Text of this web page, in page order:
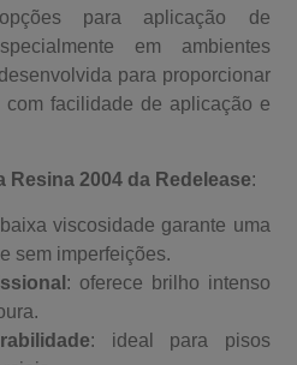
para aplicação de
em ambientes
para proporcionar
com facilidade de aplicação e
Resina 2004 da Redelease:
viscosidade garante uma
sem imperfeições.
: oferece brilho intenso
: ideal para pisos